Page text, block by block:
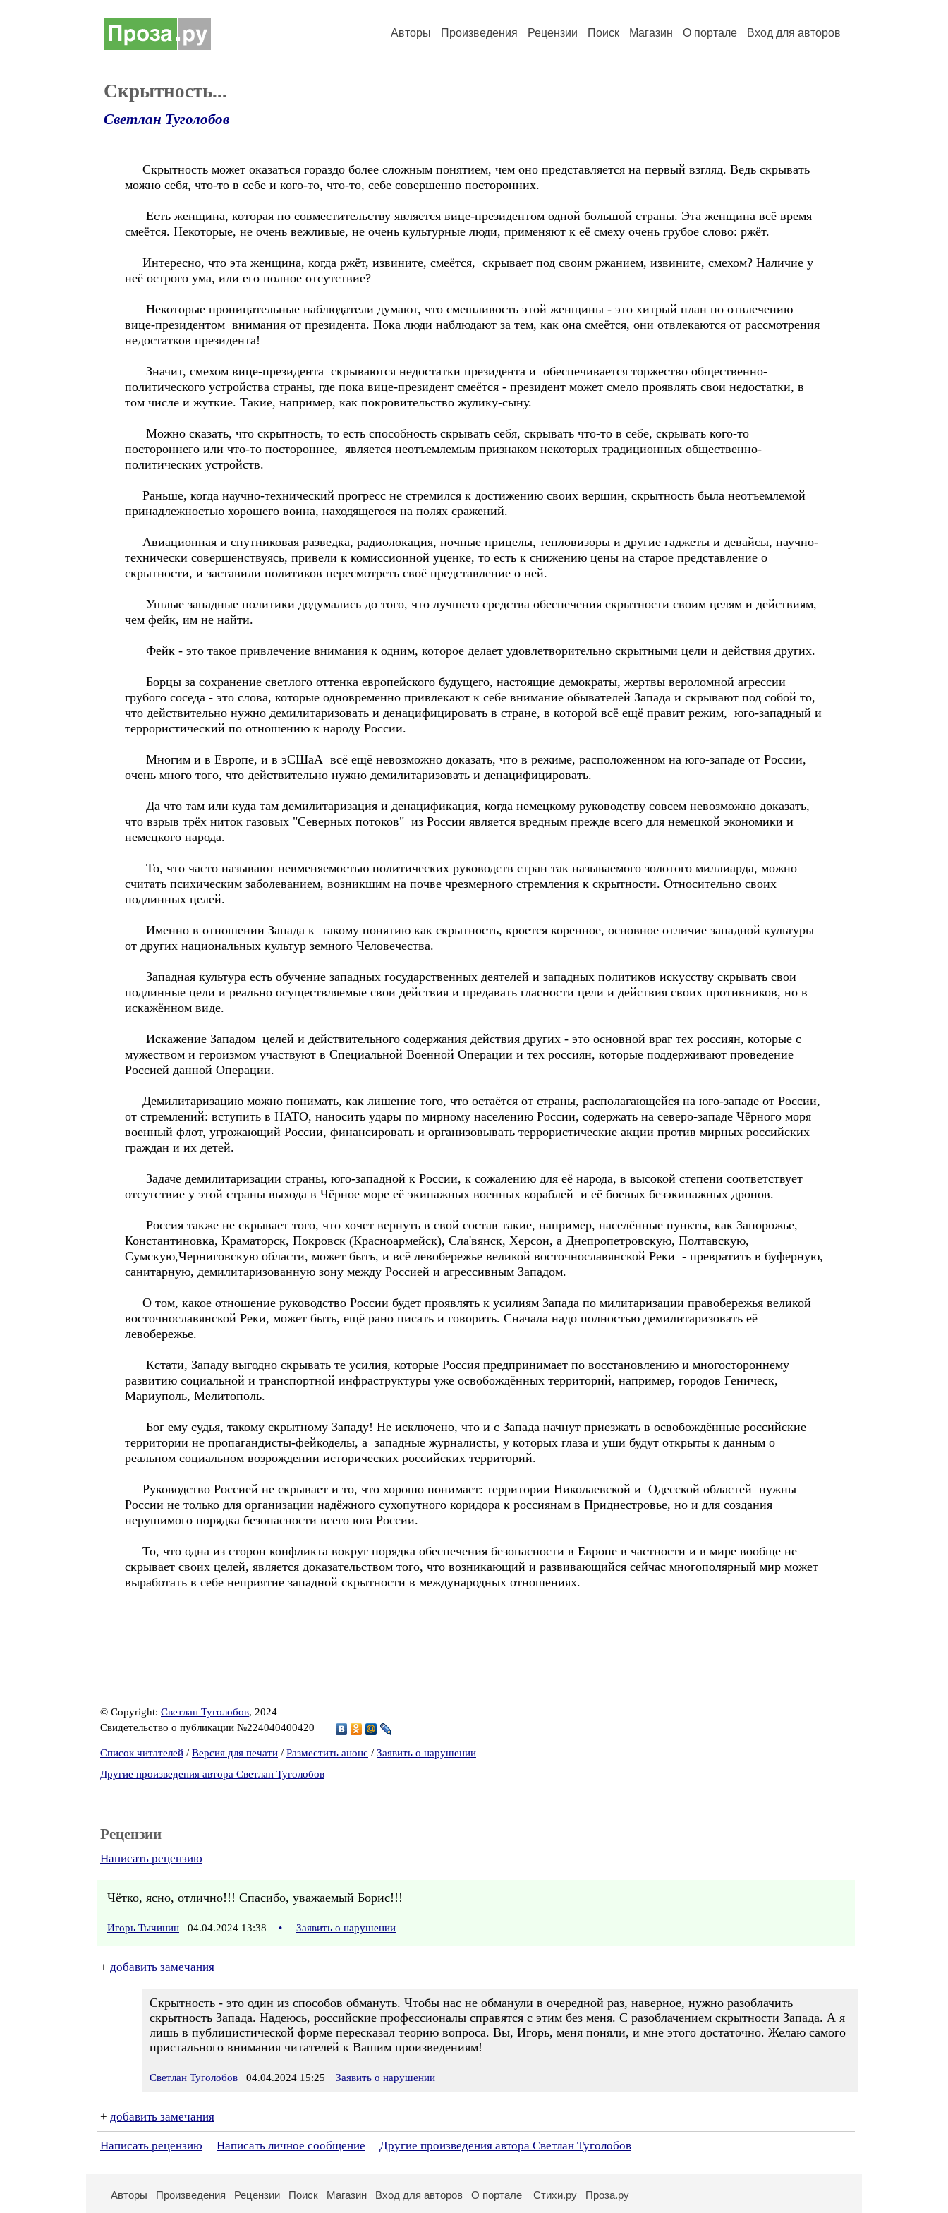
Авторы Произведения Рецензии Поиск Магазин О портале Вход для авторов
Скрытность...
Светлан Туголобов
Скрытность может оказаться гораздо более сложным понятием, чем оно представляется на первый взгляд. Ведь скрывать
можно себя, что-то в себе и кого-то, что-то, себе совершенно посторонних.
Есть женщина, которая по совместительству является вице-президентом одной большой страны. Эта женщина всё время
смеётся. Некоторые, не очень вежливые, не очень культурные люди, применяют к её смеху очень грубое слово: ржёт.
Интересно, что эта женщина, когда ржёт, извините, смеётся, скрывает под своим ржанием, извините, смехом? Наличие у
неё острого ума, или его полное отсутствие?
Некоторые проницательные наблюдатели думают, что смешливость этой женщины - это хитрый план по отвлечению
вице-президентом внимания от президента. Пока люди наблюдают за тем, как она смеётся, они отвлекаются от рассмотрения
недостатков президента!
Значит, смехом вице-президента скрываются недостатки президента и обеспечивается торжество общественно-
политического устройства страны, где пока вице-президент смеётся - президент может смело проявлять свои недостатки, в
том числе и жуткие. Такие, например, как покровительство жулику-сыну.
Можно сказать, что скрытность, то есть способность скрывать себя, скрывать что-то в себе, скрывать кого-то
постороннего или что-то постороннее, является неотъемлемым признаком некоторых традиционных общественно-
политических устройств.
Раньше, когда научно-технический прогресс не стремился к достижению своих вершин, скрытность была неотъемлемой
принадлежностью хорошего воина, находящегося на полях сражений.
Авиационная и спутниковая разведка, радиолокация, ночные прицелы, тепловизоры и другие гаджеты и девайсы, научно-
технически совершенствуясь, привели к комиссионной уценке, то есть к снижению цены на старое представление о
скрытности, и заставили политиков пересмотреть своё представление о ней.
Ушлые западные политики додумались до того, что лучшего средства обеспечения скрытности своим целям и действиям,
чем фейк, им не найти.
Фейк - это такое привлечение внимания к одним, которое делает удовлетворительно скрытными цели и действия других.
Борцы за сохранение светлого оттенка европейского будущего, настоящие демократы, жертвы вероломной агрессии
грубого соседа - это слова, которые одновременно привлекают к себе внимание обывателей Запада и скрывают под собой то,
что действительно нужно демилитаризовать и денацифицировать в стране, в которой всё ещё правит режим, юго-западный и
террористический по отношению к народу России.
Многим и в Европе, и в эСШаА всё ещё невозможно доказать, что в режиме, расположенном на юго-западе от России,
очень много того, что действительно нужно демилитаризовать и денацифицировать.
Да что там или куда там демилитаризация и денацификация, когда немецкому руководству совсем невозможно доказать,
что взрыв трёх ниток газовых "Северных потоков" из России является вредным прежде всего для немецкой экономики и
немецкого народа.
То, что часто называют невменяемостью политических руководств стран так называемого золотого миллиарда, можно
считать психическим заболеванием, возникшим на почве чрезмерного стремления к скрытности. Относительно своих
подлинных целей.
Именно в отношении Запада к такому понятию как скрытность, кроется коренное, основное отличие западной культуры
от других национальных культур земного Человечества.
Западная культура есть обучение западных государственных деятелей и западных политиков искусству скрывать свои
подлинные цели и реально осуществляемые свои действия и предавать гласности цели и действия своих противников, но в
искажённом виде.
Искажение Западом целей и действительного содержания действия других - это основной враг тех россиян, которые с
мужеством и героизмом участвуют в Специальной Военной Операции и тех россиян, которые поддерживают проведение
Россией данной Операции.
Демилитаризацию можно понимать, как лишение того, что остаётся от страны, располагающейся на юго-западе от России,
от стремлений: вступить в НАТО, наносить удары по мирному населению России, содержать на северо-западе Чёрного моря
военный флот, угрожающий России, финансировать и организовывать террористические акции против мирных российских
граждан и их детей.
Задаче демилитаризации страны, юго-западной к России, к сожалению для её народа, в высокой степени соответствует
отсутствие у этой страны выхода в Чёрное море её экипажных военных кораблей и её боевых безэкипажных дронов.
Россия также не скрывает того, что хочет вернуть в свой состав такие, например, населённые пункты, как Запорожье,
Константиновка, Краматорск, Покровск (Красноармейск), Сла'вянск, Херсон, а Днепропетровскую, Полтавскую,
Сумскую,Черниговскую области, может быть, и всё левобережье великой восточнославянской Реки - превратить в буферную,
санитарную, демилитаризованную зону между Россией и агрессивным Западом.
О том, какое отношение руководство России будет проявлять к усилиям Запада по милитаризации правобережья великой
восточнославянской Реки, может быть, ещё рано писать и говорить. Сначала надо полностью демилитаризовать её
левобережье.
Кстати, Западу выгодно скрывать те усилия, которые Россия предпринимает по восстановлению и многостороннему
развитию социальной и транспортной инфраструктуры уже освобождённых территорий, например, городов Геническ,
Мариуполь, Мелитополь.
Бог ему судья, такому скрытному Западу! Не исключено, что и с Запада начнут приезжать в освобождённые российские
территории не пропагандисты-фейкоделы, а западные журналисты, у которых глаза и уши будут открыты к данным о
реальном социальном возрождении исторических российских территорий.
Руководство Россией не скрывает и то, что хорошо понимает: территории Николаевской и Одесской областей нужны
России не только для организации надёжного сухопутного коридора к россиянам в Приднестровье, но и для создания
нерушимого порядка безопасности всего юга России.
То, что одна из сторон конфликта вокруг порядка обеспечения безопасности в Европе в частности и в мире вообще не
скрывает своих целей, является доказательством того, что возникающий и развивающийся сейчас многополярный мир может
выработать в себе неприятие западной скрытности в международных отношениях.
© Copyright: Светлан Туголобов, 2024
Свидетельство о публикации №224040400420
Список читателей / Версия для печати / Разместить анонс / Заявить о нарушении
Другие произведения автора Светлан Туголобов
Рецензии
Написать рецензию
Чётко, ясно, отлично!!! Спасибо, уважаемый Борис!!!
Игорь Тычинин 04.04.2024 13:38 • Заявить о нарушении
+ добавить замечания
Скрытность - это один из способов обмануть. Чтобы нас не обманули в очередной раз, наверное, нужно разоблачить
скрытность Запада. Надеюсь, российские профессионалы справятся с этим без меня. С разоблачением скрытности Запада. А я
лишь в публицистической форме пересказал теорию вопроса. Вы, Игорь, меня поняли, и мне этого достаточно. Желаю самого
пристального внимания читателей к Вашим произведениям!
Светлан Туголобов 04.04.2024 15:25 Заявить о нарушении
+ добавить замечания
Написать рецензию Написать личное сообщение Другие произведения автора Светлан Туголобов
Авторы Произведения Рецензии Поиск Магазин Вход для авторов О портале Стихи.ру Проза.ру